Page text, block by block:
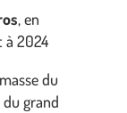
, en
à 2024
du
grand